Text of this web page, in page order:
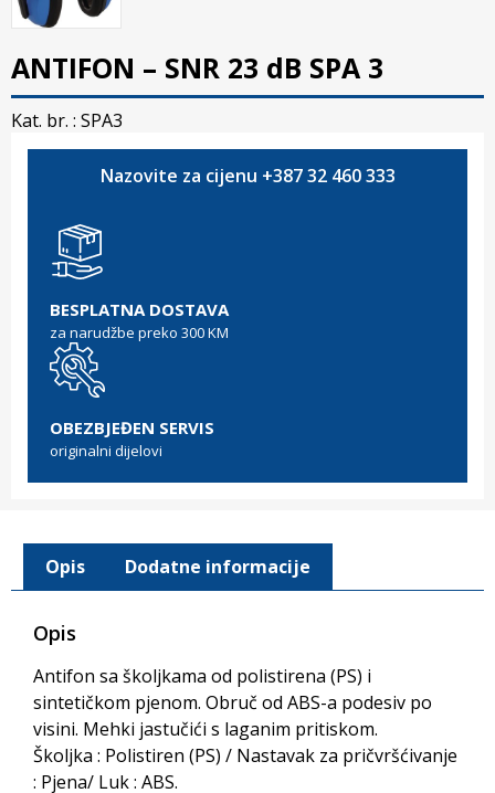
ANTIFON – SNR 23 dB SPA 3
Kat. br. : SPA3
Nazovite za cijenu +387 32 460 333
BESPLATNA DOSTAVA
za narudžbe preko 300 KM
OBEZBJEĐEN SERVIS
originalni dijelovi
Opis Dodatne informacije
Opis
Antifon sa školjkama od polistirena (PS) i
sintetičkom pjenom. Obruč od ABS-a podesiv po
visini. Mehki jastučići s laganim pritiskom.
Školjka : Polistiren (PS) / Nastavak za pričvršćivanje
: Pjena/ Luk : ABS.